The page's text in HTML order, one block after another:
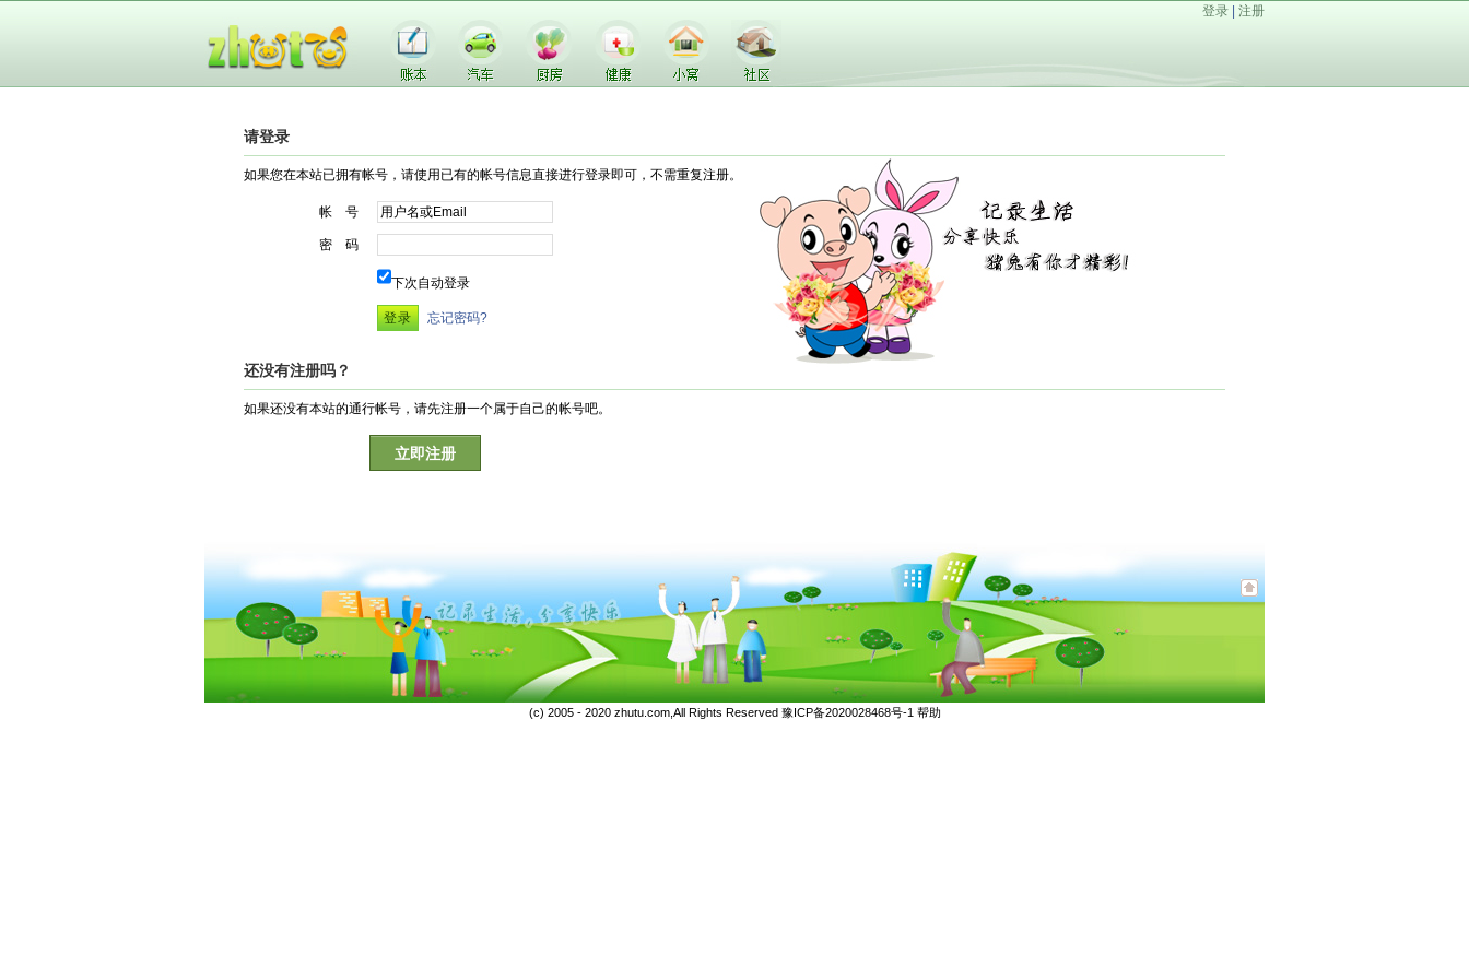
登录 注册
请登录
如果您在本站已拥有帐号，请使用已有的帐号信息直接进行登录即可，不需重复注册。
帐 号
密 码
下次自动登录
忘记密码?
还没有注册吗？
如果还没有本站的通行帐号，请先注册一个属于自己的帐号吧。
立即注册
(c) 2005 - 2020 zhutu.com,All Rights Reserved 豫ICP备2020028468号-1 帮助